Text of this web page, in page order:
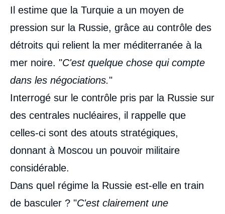
Il estime que la Turquie a un moyen de
pression sur la Russie, grâce au contrôle des
détroits qui relient la mer méditerranée à la
mer noire. "C'est quelque chose qui compte
dans les négociations."
Interrogé sur le contrôle pris par la Russie sur
des centrales nucléaires, il rappelle que
celles-ci sont des atouts stratégiques,
donnant à Moscou un pouvoir militaire
considérable.
Dans quel régime la Russie est-elle en train
de basculer ? "C'est clairement une